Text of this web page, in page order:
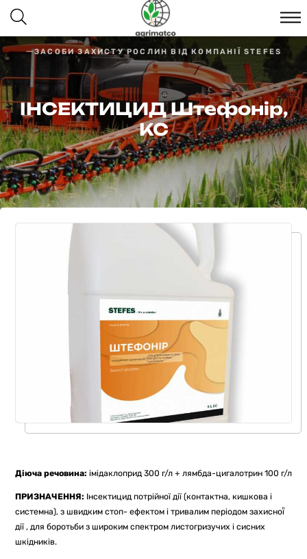
ЗАСОБИ ЗАХИСТУ РОСЛИН ВІД КОМПАНІЇ STEFES
ІНСЕКТИЦИД Штефонір,
КС
Діюча речовина: імідаклоприд 300 г/л + лямбда-цигалотрин 100 г/л
ПРИЗНАЧЕННЯ: Інсектицид потрійної дії (контактна, кишкова і
системна), з швидким стоп- ефектом і тривалим періодом захисної̈
дії , для боротьби з широким спектром листогризучих і сисних
шкідників.